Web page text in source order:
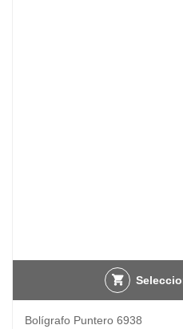
Bolígrafo Puntero 6938